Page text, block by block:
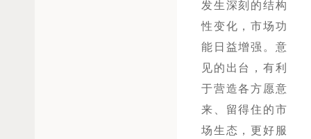
发生深刻的结构
性变化，市场功
能日益增强。意
见的出台，有利
于营造各方愿意
来、留得住的市
场生态，更好服